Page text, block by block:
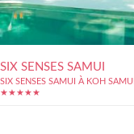
SIX SENSES SAMUI
SIX SENSES SAMUI À KOH SAMUI
★★★★★